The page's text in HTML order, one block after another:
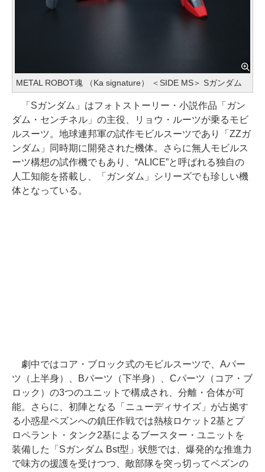
METAL ROBOT魂 （Ka signature） ＜SIDE MS＞ Sガンダム
「Sガンダム」はフォトストーリー・小説作品「ガン
ダム・センチネル」の主役、リョウ・ルーツが乗るモビ
ルスーツ。地球連邦軍の試作モビルスーツであり「ZZガ
ンダム」同時期に開発された機体。さらに無人モビルス
ーツ構想の試作機でもあり、“ALICE”と呼ばれる独自の
人工知能を搭載し、「ガンダム」シリーズでも珍しい機
体となっている。
劇中ではコア・ブロック式のモビルスーツで、Aパー
ツ（上半身）、Bパーツ（下半身）、Cパーツ（コア・ブ
ロック）の3つのユニットで構成され、分離・合体が可
能。さらに、初陣となる「ニューディサイズ」が占拠す
る小惑星ペズンへの鎮圧作戦では熱核ロケット2基とプ
ロペラント・タンク2基によるブースター・ユニットを
装備した「Sガンダム Bst型」状態では、爆発的な推進力
で味方の援護を受けつつ、敵部隊を突っ切ってペズンの